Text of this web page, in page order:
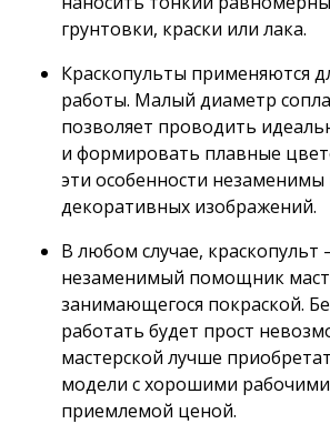
грунтовки, краски или лака.
Краскопульты применяются
работы. Малый диаметр
позволяет проводить
и формировать плавные
эти особенности незаменимы
декоративных изображений.
В любом случае, краскопульт
незаменимый помощник
занимающегося покраской.
работать будет прост
мастерской лучше
модели с хорошими
приемлемой ценой.